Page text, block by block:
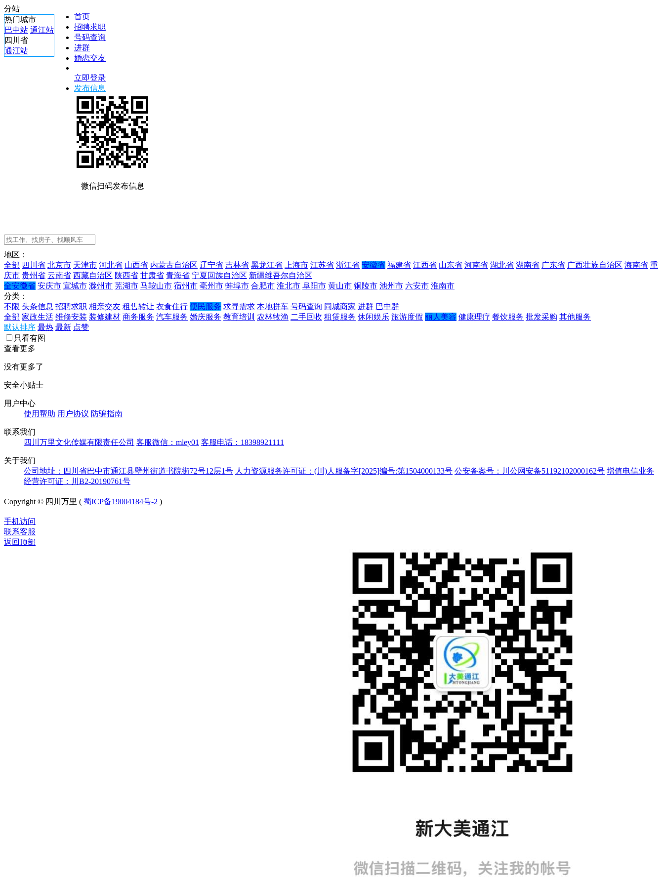
分站
热门城市
巴中站 通江站
四川省
通江站
首页
招聘求职
号码查询
进群
婚恋交友
立即登录
发布信息
微信扫码发布信息
地区：
全部 四川省 北京市 天津市 河北省 山西省 内蒙古自治区 辽宁省 吉林省 黑龙江省 上海市 江苏省 浙江省 安徽省 福建省 江西省 山东省 河南省 湖北省 湖南省 广东省 广西壮族自治区 海南省 重
庆市 贵州省 云南省 西藏自治区 陕西省 甘肃省 青海省 宁夏回族自治区 新疆维吾尔自治区
全安徽省 安庆市 宣城市 滁州市 芜湖市 马鞍山市 宿州市 亳州市 蚌埠市 合肥市 淮北市 阜阳市 黄山市 铜陵市 池州市 六安市 淮南市
分类：
不限 头条信息 招聘求职 相亲交友 租售转让 衣食住行 便民服务 求寻需求 本地拼车 号码查询 同城商家 进群 巴中群
全部 家政生活 维修安装 装修建材 商务服务 汽车服务 婚庆服务 教育培训 农林牧渔 二手回收 租赁服务 休闲娱乐 旅游度假 丽人美容 健康理疗 餐饮服务 批发采购 其他服务
默认排序 最热 最新 点赞
只看有图
查看更多
没有更多了
安全小贴士
用户中心
使用帮助 用户协议 防骗指南
联系我们
四川万里文化传媒有限责任公司 客服微信：mley01 客服电话：18398921111
关于我们
公司地址：四川省巴中市通江县壁州街道书院街72号12层1号 人力资源服务许可证：(川)人服备字[2025]编号:第1504000133号 公安备案号：川公网安备51192102000162号 增值电信业务
经营许可证：川B2-20190761号
Copyright © 四川万里 ( 蜀ICP备19004184号-2 )
手机访问
联系客服
返回顶部